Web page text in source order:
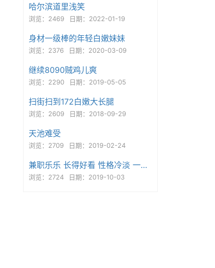
哈尔滨道里浅笑
浏览：2469 日期：2022-01-19
身材一级棒的年轻白嫩妹妹
浏览：2376 日期：2020-03-09
继续8090贼鸡儿爽
浏览：2290 日期：2019-05-05
扫街扫到172白嫩大长腿
浏览：2609 日期：2018-09-29
天池难受
浏览：2709 日期：2019-02-24
兼职乐乐 长得好看 性格冷淡 一般爽
浏览：2724 日期：2019-10-03